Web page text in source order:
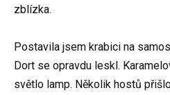
zblízka.
Postavila jsem krabici na
Dort se opravdu leskl.
světlo lamp. Několik hostů